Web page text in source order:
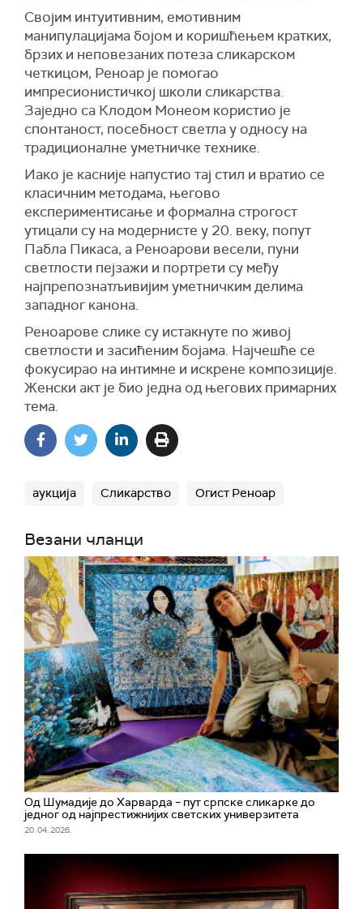
Својим интуитивним, емотивним
манипулацијама бојом и коришћењем кратких,
брзих и неповезаних потеза сликарском
четкицом, Реноар је помогао
импресионистичкој школи сликарства.
Заједно са Клодом Монеом користио је
спонтаност, посебност светла у односу на
традиционалне уметничке технике.
Иако је касније напустио тај стил и вратио се
класичним методама, његово
експериментисање и формална строгост
утицали су на модернисте у 20. веку, попут
Пабла Пикаса, а Реноарови весели, пуни
светлости пејзажи и портрети су међу
најпрепознатљивијим уметничким делима
западног канона.
Реноарове слике су истакнуте по живој
светлости и засићеним бојама. Најчешће се
фокусирао на интимне и искрене композиције.
Женски акт је био једна од његових примарних
тема.
аукција Сликарство Огист Реноар
Везани чланци
Од Шумадије до Харварда – пут српске сликарке до
једног од најпрестижнијих светских универзитета
20. 04. 2026.